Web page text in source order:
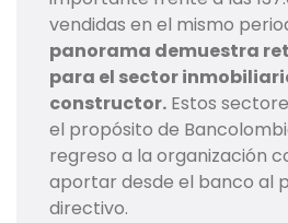
vendidas en el mismo
panorama demuestra
para el sector
constructor. Estos
el propósito de
regreso a la organización
aportar desde el banco al
directivo.